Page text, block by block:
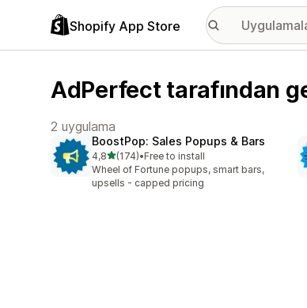
Shopify App Store
AdPerfect tarafından
2 uygulama
BoostPop: Sales Popups & Bars
4,85 yıldız üzerinden
(174)
toplam 174 değerlendirme
•Free to install
Wheel of Fortune popups, smart bars,
upsells - capped pricing